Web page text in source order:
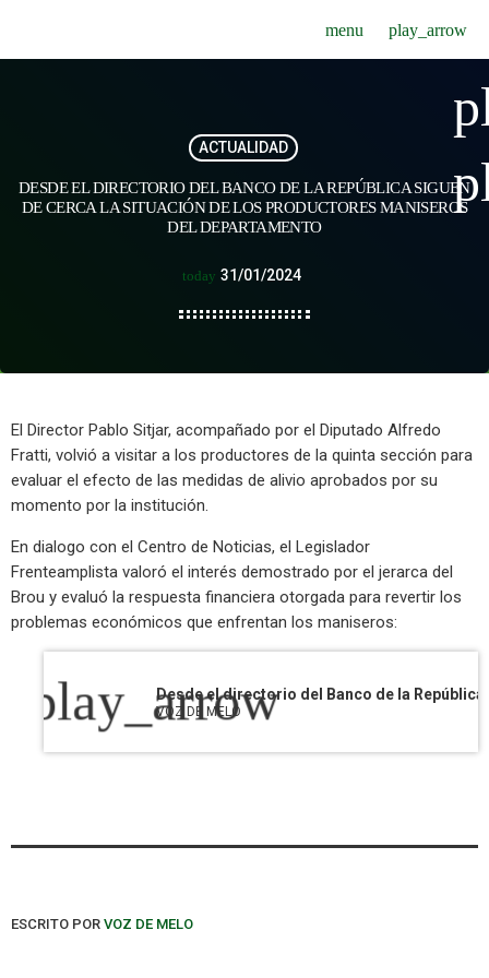
menu play_arrow
ACTUALIDAD
DESDE EL DIRECTORIO DEL BANCO DE LA REPÚBLICA SIGUEN
DE CERCA LA SITUACIÓN DE LOS PRODUCTORES MANISEROS
DEL DEPARTAMENTO
today 31/01/2024
El Director Pablo Sitjar, acompañado por el Diputado Alfredo
Fratti, volvió a visitar a los productores de la quinta sección para
evaluar el efecto de las medidas de alivio aprobados por su
momento por la institución.
En dialogo con el Centro de Noticias, el Legislador
Frenteamplista valoró el interés demostrado por el jerarca del
Brou y evaluó la respuesta financiera otorgada para revertir los
problemas económicos que enfrentan los maniseros:
play_arrow
VOZ DE MELO
ESCRITO POR VOZ DE MELO